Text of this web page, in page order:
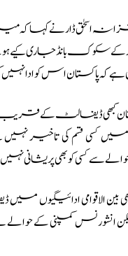
اسحٰق ڈار نے کہا کہ
سکوک بانڈ جاری کیے
پاکستان اس کو ادا نہیں
کبھی ڈیفالٹ کے
میں کسی قسم کی تاخیر
سے کسی کو بھی پریشانی
کمپنی کے حوالے سے